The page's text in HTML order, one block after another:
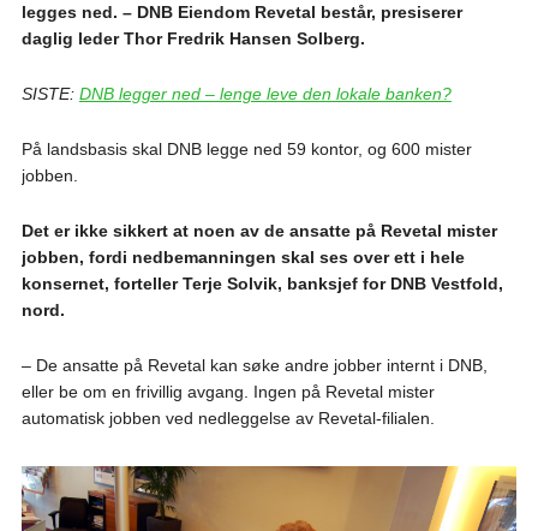
legges ned. – DNB Eiendom Revetal består, presiserer
daglig leder Thor Fredrik Hansen Solberg.
SISTE: DNB legger ned – lenge leve den lokale banken?
På landsbasis skal DNB legge ned 59 kontor, og 600 mister
jobben.
Det er ikke sikkert at noen av de ansatte på Revetal mister
jobben, fordi nedbemanningen skal ses over ett i hele
konsernet, forteller Terje Solvik, banksjef for DNB Vestfold,
nord.
– De ansatte på Revetal kan søke andre jobber internt i DNB,
eller be om en frivillig avgang. Ingen på Revetal mister
automatisk jobben ved nedleggelse av Revetal-filialen.